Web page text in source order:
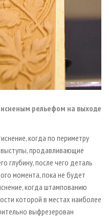
рельефом на выходе
когда по периметру
продавливающие
глубину, после чего деталь
момента, пока не будет
когда штампованию
которой в местах наиболее
выфрезерован